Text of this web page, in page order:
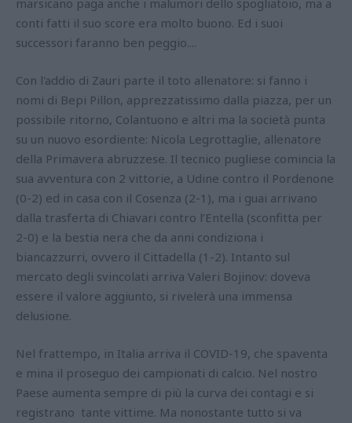
marsicano paga anche i malumori dello spogliatoio, ma a
conti fatti il suo score era molto buono. Ed i suoi
successori faranno ben peggio....
Con l'addio di Zauri parte il toto allenatore: si fanno i
nomi di Bepi Pillon, apprezzatissimo dalla piazza, per un
possibile ritorno, Colantuono e altri ma la società punta
su un nuovo esordiente: Nicola Legrottaglie, allenatore
della Primavera abruzzese. Il tecnico pugliese comincia la
sua avventura con 2 vittorie, a Udine contro il Pordenone
(0-2) ed in casa con il Cosenza (2-1), ma i guai arrivano
dalla trasferta di Chiavari contro l’Entella (sconfitta per
2-0) e la bestia nera che da anni condiziona i
biancazzurri, ovvero il Cittadella (1-2). Intanto sul
mercato degli svincolati arriva Valeri Bojinov: doveva
essere il valore aggiunto, si rivelerà una immensa
delusione.
Nel frattempo, in Italia arriva il COVID-19, che spaventa
e mina il proseguo dei campionati di calcio. Nel nostro
Paese aumenta sempre di più la curva dei contagi e si
registrano tante vittime. Ma nonostante tutto si va